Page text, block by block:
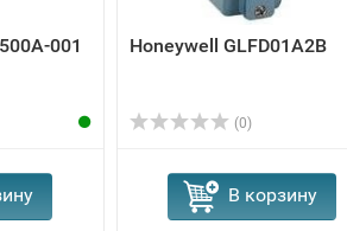
001 Honeywell GLFD01A2B
(0)
В корзину